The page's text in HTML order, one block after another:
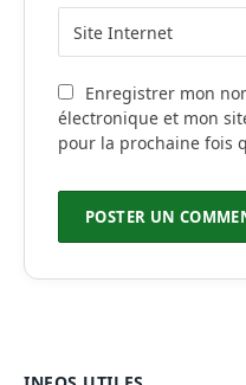
Enregistrer mon
électronique et mon
pour la prochaine fois